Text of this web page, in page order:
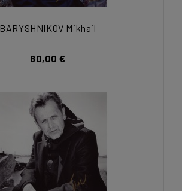
BARYSHNIKOV Mikhail
80,00 €